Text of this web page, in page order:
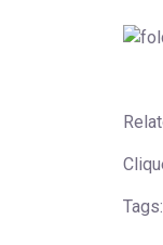
Tags: